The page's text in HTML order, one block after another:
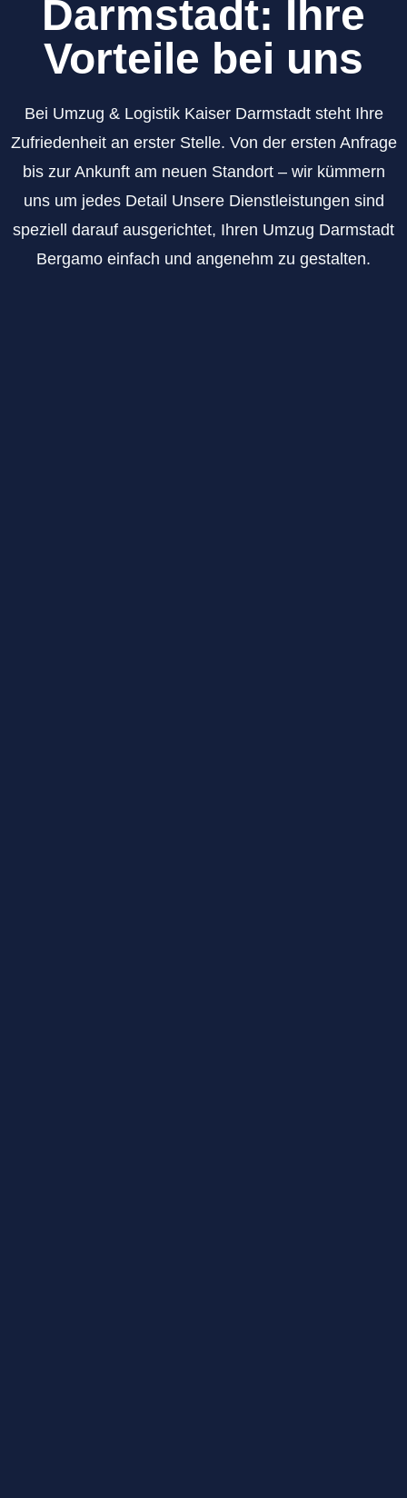
Darmstadt: Ihre
Vorteile bei uns
Bei Umzug & Logistik Kaiser Darmstadt steht Ihre
Zufriedenheit an erster Stelle. Von der ersten Anfrage
bis zur Ankunft am neuen Standort – wir kümmern
uns um jedes Detail Unsere Dienstleistungen sind
speziell darauf ausgerichtet, Ihren Umzug Darmstadt
Bergamo einfach und angenehm zu gestalten.